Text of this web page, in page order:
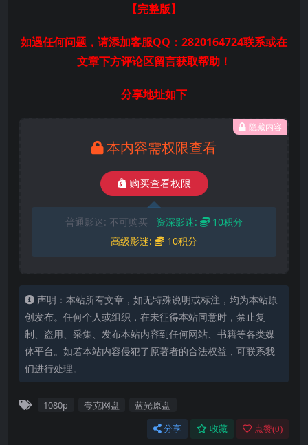
【完整版】
如遇任何问题，请添加客服QQ：2820164724联系或在
文章下方评论区留言获取帮助！
分享地址如下
隐藏内容
本内容需权限查看
购买查看权限
普通影迷: 不可购买 资深影迷:
10积分
高级影迷:
10积分
声明：本站所有文章，如无特殊说明或标注，均为本站原
创发布。任何个人或组织，在未征得本站同意时，禁止复
制、盗用、采集、发布本站内容到任何网站、书籍等各类媒
体平台。如若本站内容侵犯了原著者的合法权益，可联系我
们进行处理。
1080p 夸克网盘 蓝光原盘
分享 收藏 点赞(0)